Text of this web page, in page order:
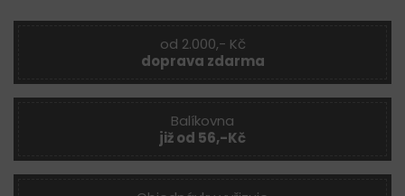
od 2.000,- Kč
doprava zdarma
Balíkovna
již od 56,-Kč